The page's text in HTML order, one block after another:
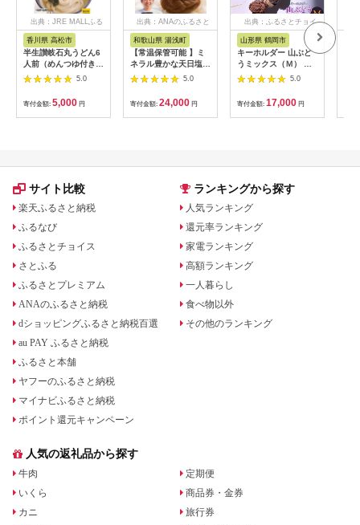
出典：JRE MALLふる
さと納税
香川県 高松市
半生讃岐石丸うどん6
人前（めんつゆ付き）
麺300g×2袋
5.0
寄付金額: 5,000 円
出典：ANAのふるさと
和歌山県 湯浅町
【常温保管可能 】ミ
ネラル豊かな天日塩だ
けで漬けた無添加梅干
し2kg 梅ボーイズ｜
B201_EP6024
5.0
寄付金額: 24,000 円
出典：ふるさとチョイ
山形県 鶴岡市
キーホルダー 山ぶど
うミックス（Ｍ） 山
形県鶴岡市 アトリエ
かおる | 山葡萄 雑貨
キーホルダー ギフト
贈り物 お取り寄せ 返
礼品
5.0
寄付金額: 17,000 円
サイト比較
楽天ふるさと納税
ふるなび
ふるさとチョイス
さとふる
ふるさとプレミアム
ANAのふるさと納税
dショッピングふるさと納税百選
au PAY ふるさと納税
ふるさと本舗
ヤフーのふるさと納税
マイナビふるさと納税
ポイント還元キャンペーン
ランキングから探す
人気ランキング
還元率ランキング
家電ランキング
高額ランキング
一人暮らし
食べ物以外
その他のランキング
人気の返礼品から探す
牛肉
いくら
カニ
定期便
商品券・金券
旅行券